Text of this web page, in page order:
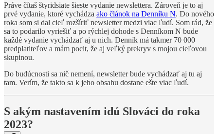
Práve čítaš štyridsiate šieste vydanie newslettera. Zároveň je to aj
prvé vydanie, ktoré vychádza ako článok na Denníku N. Do nového
roka som si dal cieľ rozšíriť newsletter medzi viac ľudí. Som rád, že
sa to podarilo vyriešiť a po rýchlej dohode s Denníkom N bude
každé vydanie vychádzať aj u nich. Denník má takmer 70 000
predplatiteľov a mám pocit, že aj veľký prekryv s mojou cieľovou
skupinou.
Do budúcnosti sa nič nemení, newsletter bude vychádzať aj tu aj
tam. Verím, že takto sa k jeho obsahu dostane ešte viac ľudí.
S akým nastavením idú Slováci do roka
2023?